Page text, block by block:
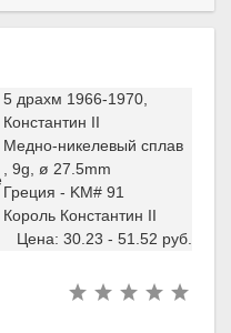
5 драхм 1966-1970,
Константин II
Медно-никелевый сплав
, 9g, ø 27.5mm
Греция - KM# 91
Король Константин II
Цена: 30.23 - 51.52 руб.